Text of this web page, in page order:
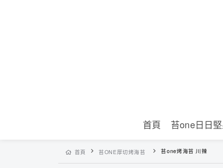
首頁 苔one日日
首頁 苔ONE厚切烤海苔 苔one烤海苔 川辣